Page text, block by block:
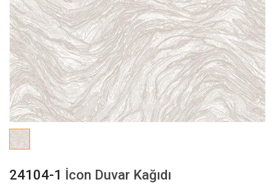
24104-1 İcon Duvar Kağıdı